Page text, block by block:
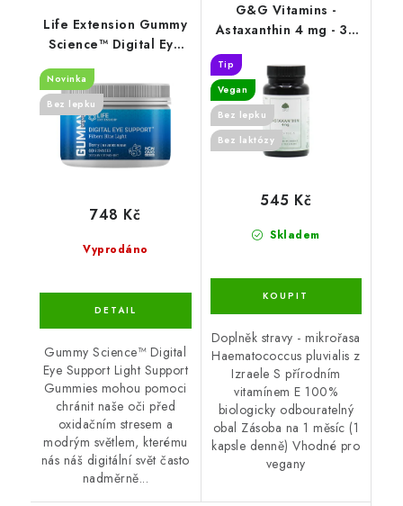
Life Extension Gummy
Science™ Digital Eye
Support (Berry), 60
gummies
Novinka
Bez lepku
Vyprodáno
748 Kč
Gummy Science™ Digital
Eye Support Light Support
Gummies mohou pomoci
chránit naše oči před
oxidačním stresem a
modrým světlem, kterému
nás náš digitální svět často
nadměrně...
G&G Vitamins -
Astaxanthin 4 mg - 30
Tip
Vegan
Bez lepku
Bez laktózy
Skladem
545 Kč
Doplněk stravy - mikrořasa
Haematococcus pluvialis z
Izraele S přírodním
vitamínem E 100%
biologicky odbouratelný
obal Zásoba na 1 měsíc (1
kapsle denně) Vhodné pro
vegany